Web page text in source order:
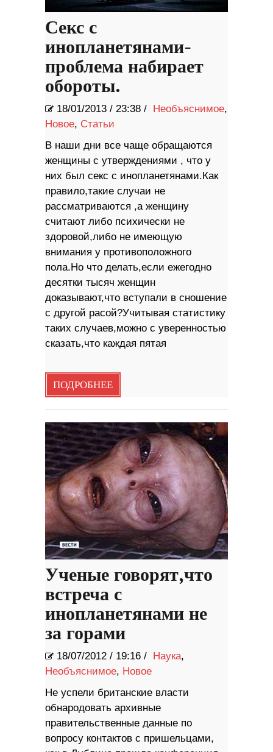
Секс с
инопланетянами-
проблема набирает
обороты.
18/01/2013 / 23:38 / Необъяснимое,
Новое, Статьи
В наши дни все чаще обращаются
женщины с утверждениями , что у
них был секс с инопланетянами.Как
правило,такие случаи не
рассматриваются ,а женщину
считают либо психически не
здоровой,либо не имеющую
внимания у противоположного
пола.Но что делать,если ежегодно
десятки тысяч женщин
доказывают,что вступали в сношение
с другой расой?Учитывая статистику
таких случаев,можно с уверенностью
сказать,что каждая пятая
ПОДРОБНЕЕ
Ученые говорят,что
встреча с
инопланетянами не
за горами
18/07/2012 / 19:16 / Наука,
Необъяснимое, Новое
Не успели британские власти
обнародовать архивные
правительственные данные по
вопросу контактов с пришельцами,